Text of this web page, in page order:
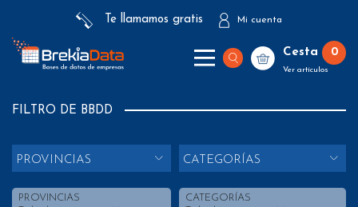
Te llamamos gratis Mi cuenta
Cesta 0
Ver artículos
FILTRO DE BBDD
PROVINCIAS
PROVINCIAS
CATEGORÍAS
CATEGORÍAS